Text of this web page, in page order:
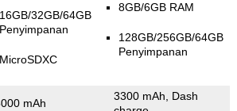
16GB/32GB/64GB
Penyimpanan
MicroSDXC
8GB/6GB RAM
128GB/256GB/64GB
Penyimpanan
mAh
3300 mAh, Dash